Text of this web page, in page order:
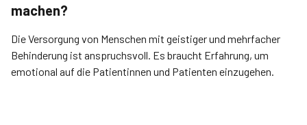
machen?
Die Versorgung von Menschen mit geistiger und mehrfacher
Behinderung ist anspruchsvoll. Es braucht Erfahrung, um
emotional auf die Patientinnen und Patienten einzugehen.